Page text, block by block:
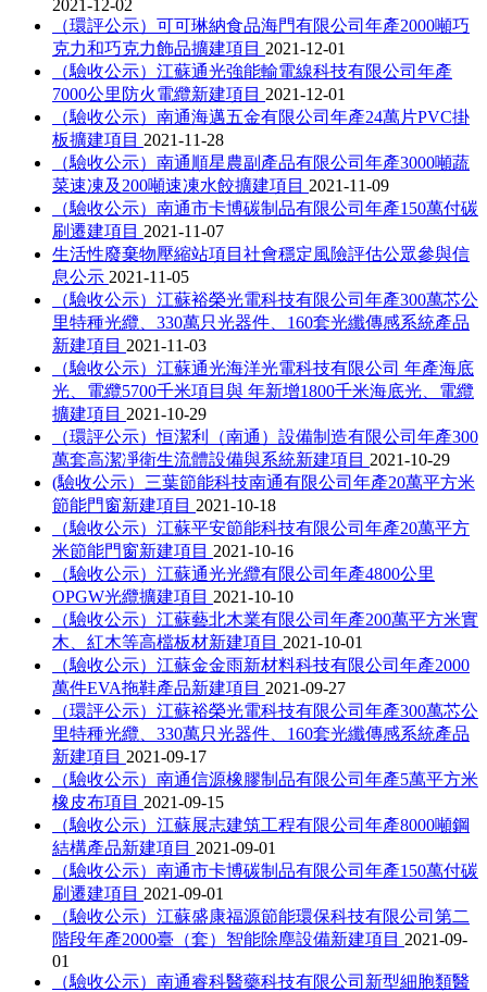
2021-12-02
（環評公示）可可琳納食品海門有限公司年產2000噸巧
克力和巧克力飾品擴建項目 2021-12-01
（驗收公示）江蘇通光強能輸電線科技有限公司年產
7000公里防火電纜新建項目 2021-12-01
（驗收公示）南通海邁五金有限公司年產24萬片PVC掛
板擴建項目 2021-11-28
（驗收公示）南通順星農副產品有限公司年產3000噸蔬
菜速凍及200噸速凍水餃擴建項目 2021-11-09
（驗收公示）南通市卡博碳制品有限公司年產150萬付碳
刷遷建項目 2021-11-07
生活性廢棄物壓縮站項目社會穩定風險評估公眾參與信
息公示 2021-11-05
（驗收公示）江蘇裕榮光電科技有限公司年產300萬芯公
里特種光纜、330萬只光器件、160套光纖傳感系統產品
新建項目 2021-11-03
（驗收公示）江蘇通光海洋光電科技有限公司 年產海底
光、電纜5700千米項目與 年新增1800千米海底光、電纜
擴建項目 2021-10-29
（環評公示）恒潔利（南通）設備制造有限公司年產300
萬套高潔凈衛生流體設備與系統新建項目 2021-10-29
(驗收公示）三葉節能科技南通有限公司年產20萬平方米
節能門窗新建項目 2021-10-18
（驗收公示）江蘇平安節能科技有限公司年產20萬平方
米節能門窗新建項目 2021-10-16
（驗收公示）江蘇通光光纜有限公司年產4800公里
OPGW光纜擴建項目 2021-10-10
（驗收公示）江蘇藝北木業有限公司年產200萬平方米實
木、紅木等高檔板材新建項目 2021-10-01
（驗收公示）江蘇金金雨新材料科技有限公司年產2000
萬件EVA拖鞋產品新建項目 2021-09-27
（環評公示）江蘇裕榮光電科技有限公司年產300萬芯公
里特種光纜、330萬只光器件、160套光纖傳感系統產品
新建項目 2021-09-17
（驗收公示）南通信源橡膠制品有限公司年產5萬平方米
橡皮布項目 2021-09-15
（驗收公示）江蘇展志建筑工程有限公司年產8000噸鋼
結構產品新建項目 2021-09-01
（驗收公示）南通市卡博碳制品有限公司年產150萬付碳
刷遷建項目 2021-09-01
（驗收公示）江蘇盛康福源節能環保科技有限公司第二
階段年產2000臺（套）智能除塵設備新建項目 2021-09-
01
（驗收公示）南通睿科醫藥科技有限公司新型細胞類醫